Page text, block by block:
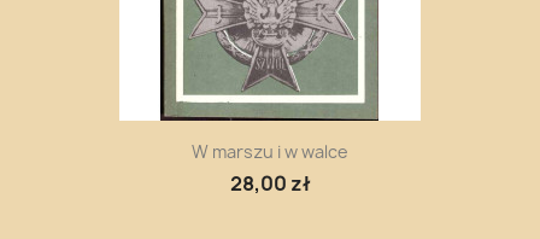
W marszu i w walce
28,00 zł